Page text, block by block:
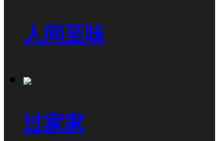
人间至味
过家家